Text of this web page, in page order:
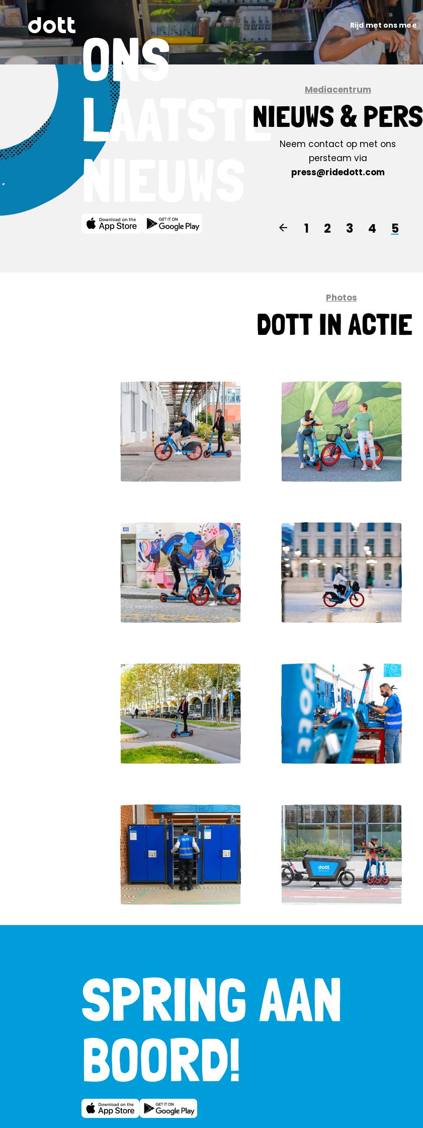
Rijd met ons mee
ONS
LAATSTE
NIEUWS
Mediacentrum
NIEUWS & PERS
Neem contact op met ons
persteam via
press@ridedott.com
1 2 3 4 5
Photos
DOTT IN ACTIE
SPRING AAN
BOORD!